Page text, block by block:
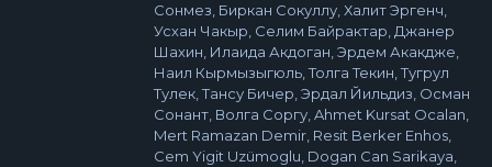
Сонмез, Биркан Сокуллу, Халит Эргенч,
Усхан Чакыр, Селим Байрактар, Джанер
Шахин, Илаида Акдоган, Эрдем Акакдже,
Наил Кырмызыгюль, Толга Текин, Тугрул
Тулек, Тансу Бичер, Эрдал Йильдиз, Осман
Сонант, Волга Соргу, Ahmet Kursat Ocalan,
Mert Ramazan Demir, Resit Berker Enhos,
Cem Yigit Uzümoglu, Dogan Can Sarikaya,